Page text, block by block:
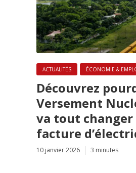
ACTUALITÉS ÉCONOMIE &
Découvrez
Versement
va tout
facture
10 janvier 2026 3 minutes